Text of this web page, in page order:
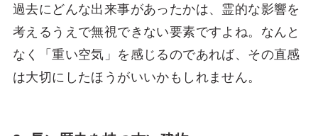
過去にどんな出来事があったかは、霊的な影響を
考えるうえで無視できない要素ですよね。なんと
なく「重い空気」を感じるのであれば、その直感
は大切にしたほうがいいかもしれません。